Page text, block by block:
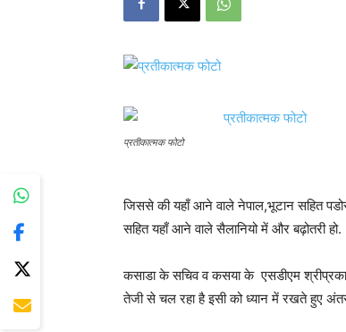
प्रतीकात्मक फोटो
जिससे की यहाँ आने वाले नेपाल,भूटान सहित
सहित यहाँ आने वाले सैलानियो में और बढ़ोतरी हो.
कसाडा के सचिव व कसया के एसडीएम
तेजी से चल रहा है इसी को ध्यान में रखते हुए